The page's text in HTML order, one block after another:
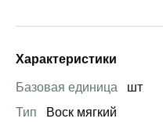
Характеристики
Базовая единица
шт
Тип
Воск мягкий